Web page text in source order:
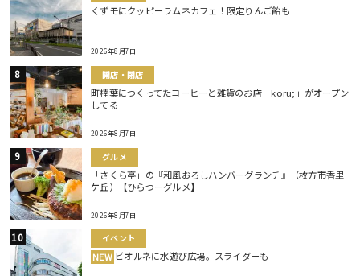
くずモにクッピーラムネカフェ！限定りんご飴も
2026年8月7日
開店・閉店
町楠葉につくってたコーヒーと雑貨のお店「koru;」がオープン
してる
2026年8月7日
グルメ
「さくら亭」の『和風おろしハンバーグランチ』（枚方市香里
ケ丘）【ひらつーグルメ】
2026年8月7日
イベント
NEW ビオルネに水遊び広場。スライダーも